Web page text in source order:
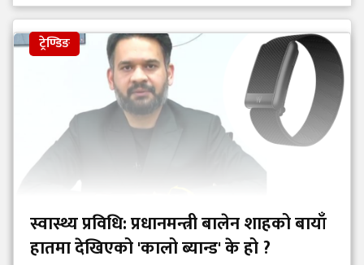
ट्रेण्डिङ
स्वास्थ्य प्रविधि: प्रधानमन्त्री बालेन शाहको बायाँ
हातमा देखिएको 'कालो ब्यान्ड' के हो ?